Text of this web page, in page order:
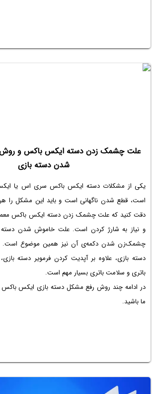
علت چشمک زدن دسته ایکس باکس و
شدن دسته بازی
یکی از مشکلات دسته ایکس باکس سری اس یا
است، قطع شدن ناگهانی است و باید این مشکل را
دقت کنید که علت چشمک زدن دسته ایکس باکس
و نیاز به شارژ کردن است.علت خاموش شدن
چشمک‌زن شدن دکمه‌ی آن نیز همین موضوع است.
دسته بازی، علاوه بر آپدیت کردن فرمویر دسته
باتری و سلامت باتری بسیار مهم است.
در ادامه چند روش رفع مشکل دسته بازی ایکس باکس
ما باشید.